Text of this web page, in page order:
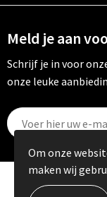
Meld je aan
Schrijf je in voor
onze leuke
©
Om onze
maken wij